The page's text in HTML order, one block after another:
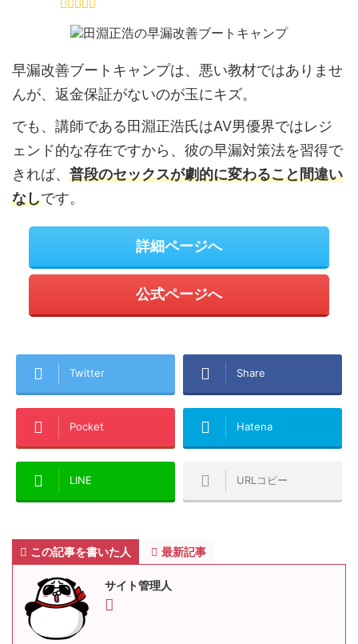
早漏改善ブートキャンプは、悪い教材ではありませ
んが、返金保証がないのが玉にキズ。
でも、講師である田淵正浩氏はAV男優界ではレジ
ェンド的な存在ですから、彼の早漏対策法を習得で
きれば、 普段のセックスが劇的に変わること間違い
なしです。
詳細ページへ
公式ページへ
Twitter Share
Pocket Hatena
LINE URLコピー
この記事を書いた人 最新記事
サイト管理人